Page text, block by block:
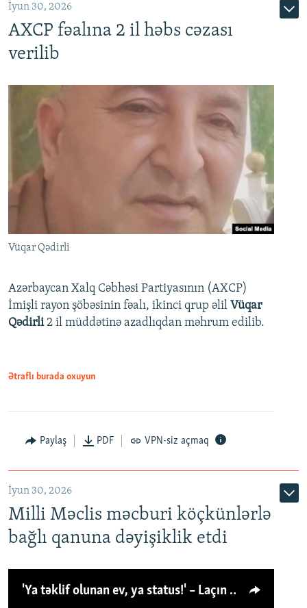
İyun 30, 2026
AXCP fəalına 2 il həbs cəzası
verilib
Vüqar Qədirli
Azərbaycan Xalq Cəbhəsi Partiyasının (AXCP)
İmişli rayon şöbəsinin fəalı, ikinci qrup əlil Vüqar
Qədirli2 il müddətinə azadlıqdan məhrum edilib.
Ətraflı burada oxuyun
Paylaş PDF VPN-siz açmaq
İyun 30, 2026
Milli Məclis məcburi köçkünlərlə
bağlı qanuna dəyişiklik etdi
'Ya təklif olunan ev, ya status!' – Laçın köçkünü: 'Laçından başqa heç hara!'